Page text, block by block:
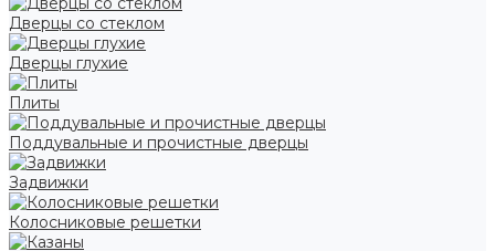
Дверцы со стеклом
Дверцы глухие
Плиты
Поддувальные и прочистные дверцы
Задвижки
Колосниковые решетки